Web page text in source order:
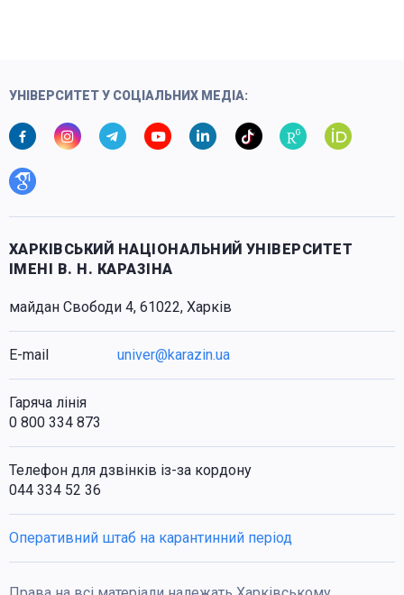
УНІВЕРСИТЕТ У СОЦІАЛЬНИХ МЕДІА:
ХАРКІВСЬКИЙ НАЦІОНАЛЬНИЙ УНІВЕРСИТЕТ
ІМЕНІ В. Н. КАРАЗІНА
майдан Свободи 4, 61022, Харків
E-mail univer@karazin.ua
Гаряча лінія
0 800 334 873
Телефон для дзвінків із-за кордону
044 334 52 36
Оперативний штаб на карантинний період